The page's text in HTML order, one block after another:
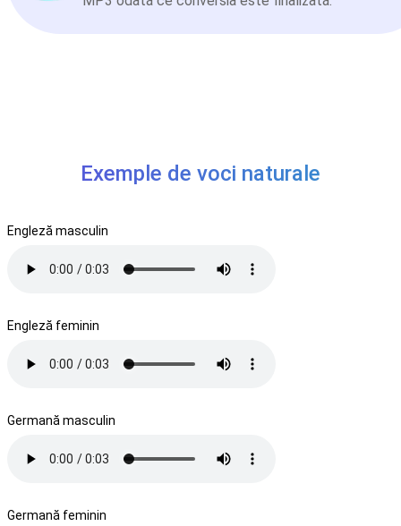
Exemple de voci naturale
Engleză masculin
Engleză feminin
Germană masculin
Germană feminin